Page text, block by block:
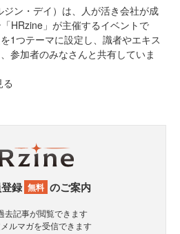
ン・デイ）は、人が活き会社が成
HRzine」が主催するイベントで
1つテーマに設定し、識者やエキス
参加者のみなさんと共有していま
録 無料 のご案内
去記事が閲覧できます
メルマガを受信できます